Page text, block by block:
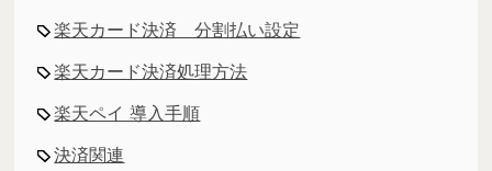
楽天カード決済 分割払い設定
楽天カード決済処理方法
楽天ペイ 導入手順
決済関連